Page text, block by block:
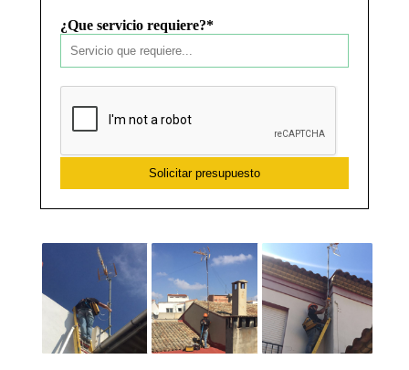
¿Que servicio requiere?*
Solicitar presupuesto